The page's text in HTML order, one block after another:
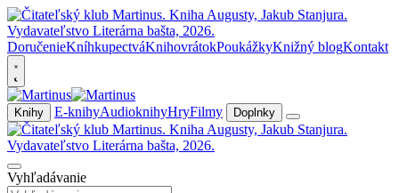
DoručenieKníhkupectváKnihovrátokPoukážkyKnižný blogKontakt
Knihy E-knihyAudioknihyHryFilmy Doplnky
Vyhľadávanie